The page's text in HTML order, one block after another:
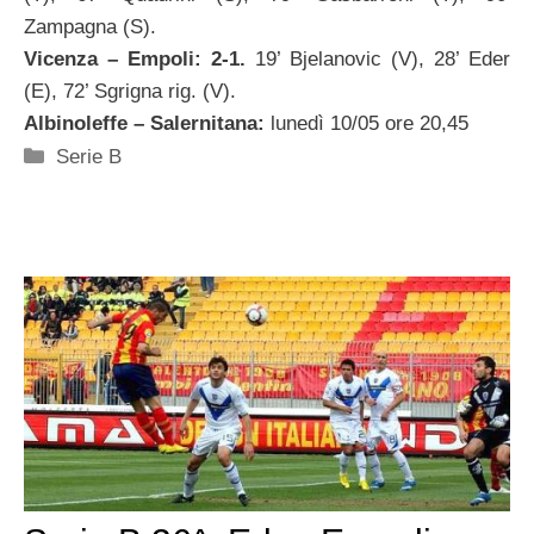
Zampagna (S).
Vicenza – Empoli: 2-1. 19’ Bjelanovic (V), 28’ Eder
(E), 72’ Sgrigna rig. (V).
Albinoleffe – Salernitana: lunedì 10/05 ore 20,45
Categorie
Serie B